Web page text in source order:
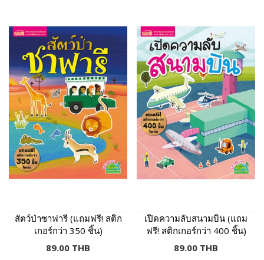
สัตว์ป่าซาฟารี (แถมฟรี! สติก
เกอร์กว่า 350 ชิ้น)
89.00 THB
เปิดความลับสนามบิน (แถม
ฟรี! สติกเกอร์กว่า 400 ชิ้น)
89.00 THB